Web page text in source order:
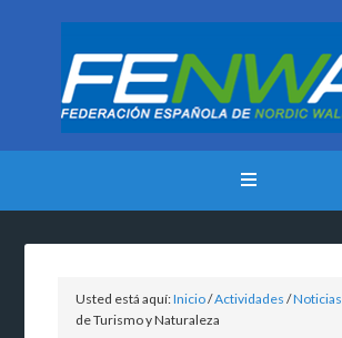
Usted está aquí:Inicio/Actividades /Noticias
de Turismo y Naturaleza